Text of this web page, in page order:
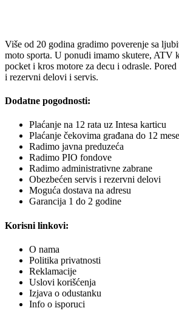
proizvoda.
Više od 20 godina gradimo poverenje sa
moto sporta. U ponudi imamo skutere, ATV
pocket i kros motore za decu i odrasle.
i rezervni delovi i servis.
Dodatne pogodnosti:
Plaćanje na 12 rata uz Intesa karticu
Plaćanje čekovima građana do 12
Radimo javna preduzeća
Radimo PIO fondove
Radimo administrativne zabrane
Obezbećen servis i rezervni delovi
Moguća dostava na adresu
Garancija 1 do 2 godine
Korisni linkovi:
O nama
Politika privatnosti
Reklamacije
Uslovi korišćenja
Izjava o odustanku
Info o isporuci